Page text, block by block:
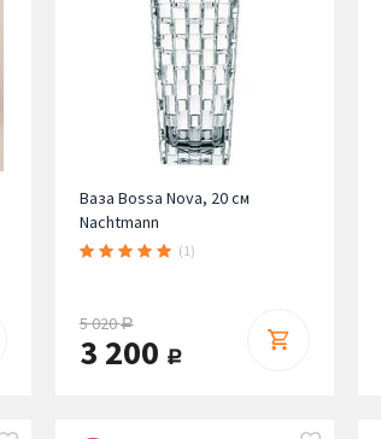
Ваза Bossa Nova, 20 см
Nachtmann
(1)
5 020руб.
3 200 руб.